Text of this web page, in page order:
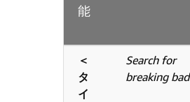
能
＜
タ
イ
Search for
breaking bad